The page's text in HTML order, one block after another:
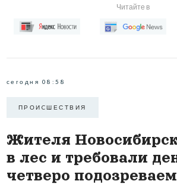
Читайте в
сегодня 08:58
ПРОИCШЕСТВИЯ
Жителя
в лес и требовали
четверо